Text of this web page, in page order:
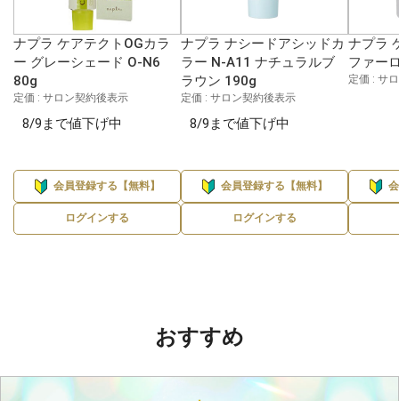
ナプラ ケアテクトOGカラ
ー グレーシェード O-N6
80g
定価 : サロン契約後表示
8/9まで値下げ中
会員登録する【無料】
ログインする
ナプラ ナシードアシッドカ
ラー N-A11 ナチュラルブ
ラウン 190g
定価 : サロン契約後表示
8/9まで値下げ中
会員登録する【無料】
ログインする
ナプラ
ファー
定価 : サ
おすすめ